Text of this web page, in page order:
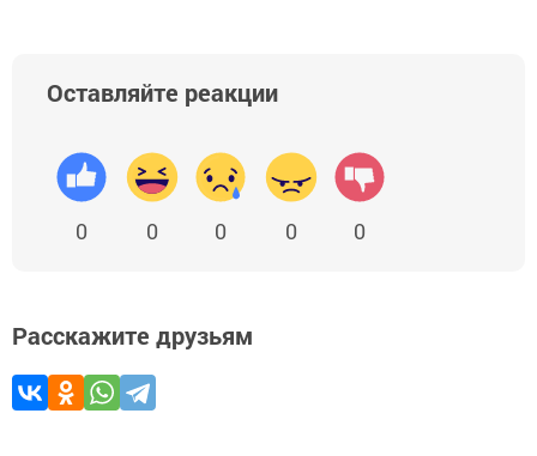
Оставляйте реакции
0 0 0 0 0
Расскажите друзьям